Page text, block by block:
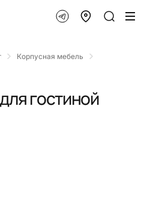
Корпусная мебель
гостиной